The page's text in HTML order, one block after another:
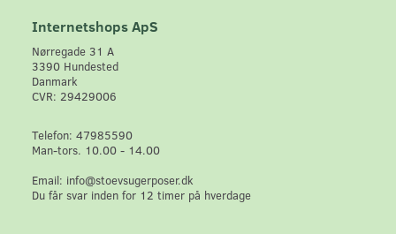
Internetshops ApS
Nørregade 31 A
3390 Hundested
Danmark
CVR: 29429006
Telefon: 47985590
Man-tors. 10.00 - 14.00
Email: info@stoevsugerposer.dk
Du får svar inden for 12 timer på hverdage